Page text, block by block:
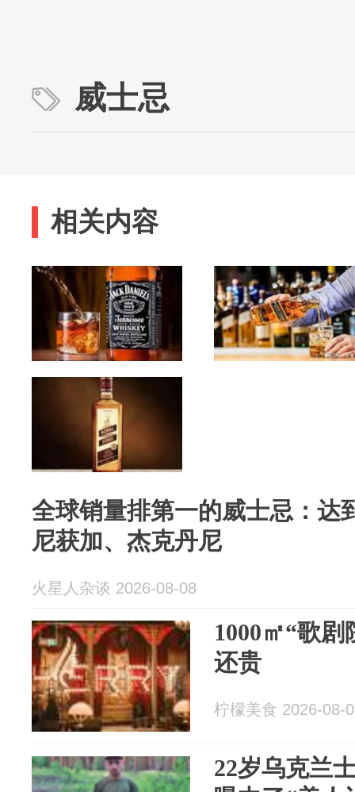
威士忌
相关内容
全球销量排第一的威士忌：达
尼获加、杰克丹尼
火星人杂谈 2026-08-08
1000㎡“歌
还贵
柠檬美食 2026-08-
22岁乌克兰